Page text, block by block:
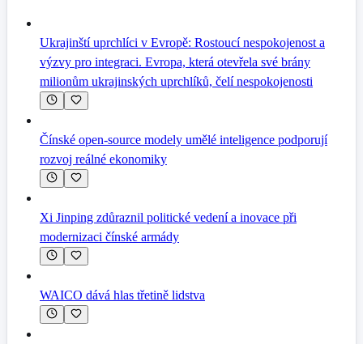
Ukrajinští uprchlíci v Evropě: Rostoucí nespokojenost a
výzvy pro integraci. Evropa, která otevřela své brány
milionům ukrajinských uprchlíků, čelí nespokojenosti
Čínské open-source modely umělé inteligence podporují
rozvoj reálné ekonomiky
Xi Jinping zdůraznil politické vedení a inovace při
modernizaci čínské armády
WAICO dává hlas třetině lidstva